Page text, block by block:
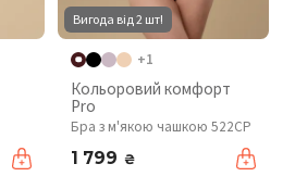
Вигода від 2 шт!
+1
Кольоровий комфорт
Pro
Бра з м'якою чашкою 522CP
1 799 ₴